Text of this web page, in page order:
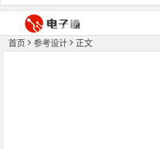
首页 参考设计 正文